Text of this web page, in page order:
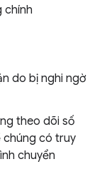
chính
do bị nghi ngờ
theo dõi số
chúng có truy
chuyển